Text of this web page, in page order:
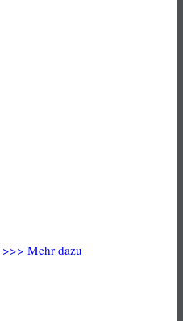
>>> Mehr dazu